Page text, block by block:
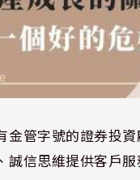
金管字號的證券投
信思維提供客戶